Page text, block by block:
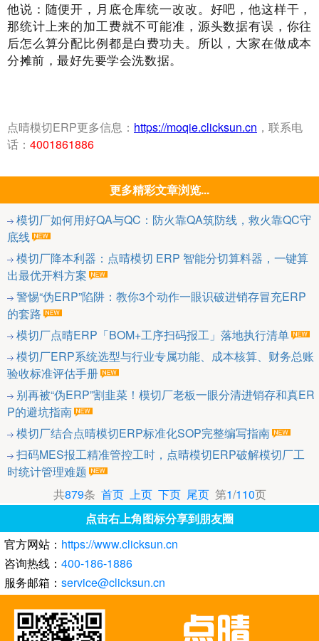
他说：随便开，月底仓库统一改改。好吧，他这样干，
那统计上来的加工费就不可能准，源头数据有误，你往
后怎么算分配比例都是白费功夫。所以，大家在做成本
分摊前，最好先要学会洗数据。
点晴模切ERP更多信息： https://moqie.clicksun.cn ，联系电
话： 4001861886
更多精彩文章浏览...
模切厂如何用好QA与QC：防火靠QA筑防线，救火靠QC守
底线
模切厂降本利器：点晴模切 ERP 智能分切算料器，一键算
出最优开料方案
警惕“伪ERP”陷阱：教你3个动作一眼识破进销存冒充ERP
的套路
模切厂点晴ERP「BOM+工序扫码报工」落地执行清单
模切厂ERP系统选型与行业专属功能、成本核算、财务总账
验收标准评估手册
别再被“伪ERP”割韭菜！模切厂老板一眼分清进销存和真ER
P的避坑指南
模切厂结合点晴模切ERP标准化SOP完整编写指南
扫码MES报工精准管控工时，点晴模切ERP破解模切厂工
时统计管理难题
共879条 首页 上页 下页 尾页第1/110页
点击右上角图标分享到朋友圈
官方网站： https://www.clicksun.cn
咨询热线： 400-186-1886
服务邮箱： service@clicksun.cn